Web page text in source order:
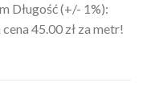
Długość (+/- 1%):
45.00 zł za metr!